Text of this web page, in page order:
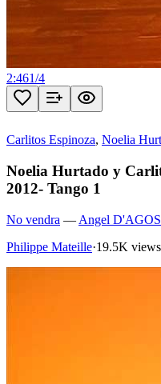
2:461/4
Carlitos Espinoza, Noelia
Noelia Hurtado y
2012- Tango 1
No vendra — Angel
Philippe Mateille·19.5K views